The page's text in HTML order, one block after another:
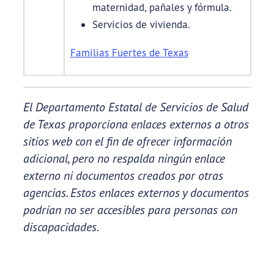
maternidad, pañales y fórmula.
Servicios de vivienda.
Familias Fuertes de Texas
El Departamento Estatal de Servicios de Salud
de Texas proporciona enlaces externos a otros
sitios web con el fin de ofrecer información
adicional, pero no respalda ningún enlace
externo ni documentos creados por otras
agencias. Estos enlaces externos y documentos
podrían no ser accesibles para personas con
discapacidades.